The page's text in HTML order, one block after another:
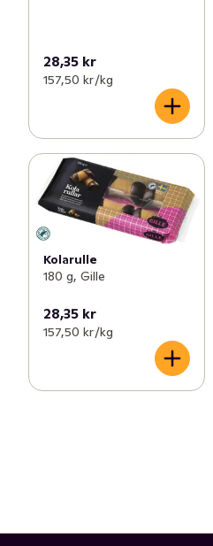
28,35 kr
157,50 kr /kg
Kolarulle
180 g, Gille
28,35 kr
157,50 kr /kg